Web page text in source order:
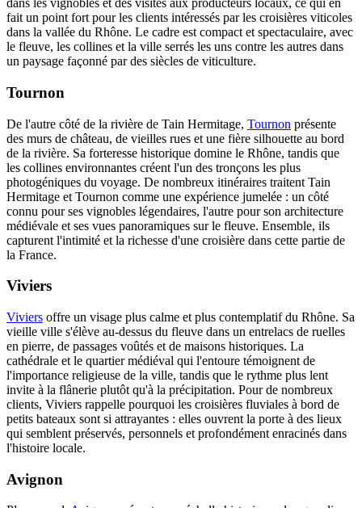
dans les vignobles et des visites aux producteurs locaux, ce qui en
fait un point fort pour les clients intéressés par les croisières viticoles
dans la vallée du Rhône. Le cadre est compact et spectaculaire, avec
le fleuve, les collines et la ville serrés les uns contre les autres dans
un paysage façonné par des siècles de viticulture.
Tournon
De l'autre côté de la rivière de Tain Hermitage, Tournon présente
des murs de château, de vieilles rues et une fière silhouette au bord
de la rivière. Sa forteresse historique domine le Rhône, tandis que
les collines environnantes créent l'un des tronçons les plus
photogéniques du voyage. De nombreux itinéraires traitent Tain
Hermitage et Tournon comme une expérience jumelée : un côté
connu pour ses vignobles légendaires, l'autre pour son architecture
médiévale et ses vues panoramiques sur le fleuve. Ensemble, ils
capturent l'intimité et la richesse d'une croisière dans cette partie de
la France.
Viviers
Viviers offre un visage plus calme et plus contemplatif du Rhône. Sa
vieille ville s'élève au-dessus du fleuve dans un entrelacs de ruelles
en pierre, de passages voûtés et de maisons historiques. La
cathédrale et le quartier médiéval qui l'entoure témoignent de
l'importance religieuse de la ville, tandis que le rythme plus lent
invite à la flânerie plutôt qu'à la précipitation. Pour de nombreux
clients, Viviers rappelle pourquoi les croisières fluviales à bord de
petits bateaux sont si attrayantes : elles ouvrent la porte à des lieux
qui semblent préservés, personnels et profondément enracinés dans
l'histoire locale.
Avignon